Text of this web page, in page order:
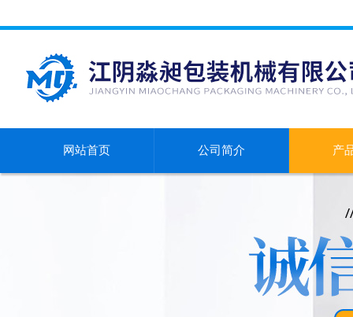
网站首页 公司简介 产